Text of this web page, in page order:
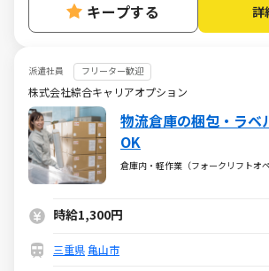
キープする 詳
派遣社員 フリーター歓迎
株式会社綜合キャリアオプション
物流倉庫の梱包・ラベ
OK
倉庫内・軽作業（フォークリフトオペ
時給1,300円
三重県亀山市